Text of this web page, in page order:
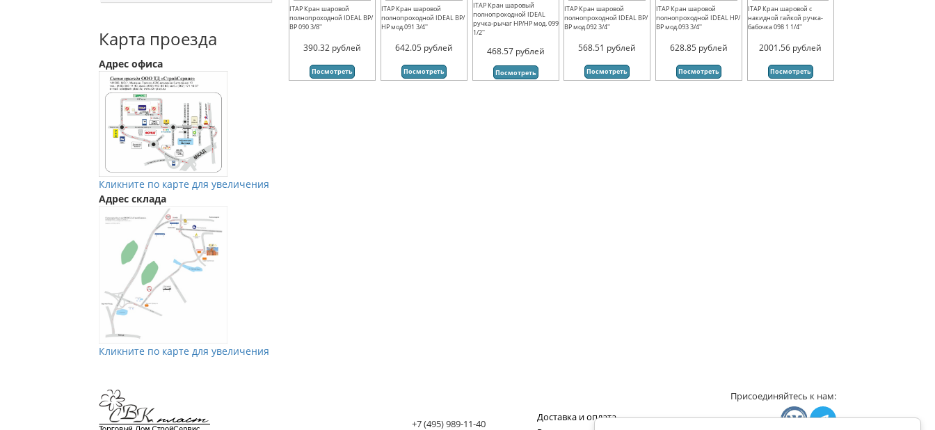
Карта проезда
Адрес офиса
Кликните по карте для увеличения
Адрес склада
Кликните по карте для увеличения
ITAP Кран шаровой
полнопроходной IDEAL ВР/
ВР 090 3/8''
390.32 рублей
Посмотреть
ITAP Кран шаровой
полнопроходной IDEAL ВР/
НР мод.091 3/4''
642.05 рублей
Посмотреть
ITAP Кран шаровый
полнопроходной IDEAL
ручка-рычаг НР/НР мод. 099
1/2''
468.57 рублей
Посмотреть
ITAP Кран шаровой
полнопроходной IDEAL ВР/
ВР мод.092 3/4''
568.51 рублей
Посмотреть
ITAP Кран шаровой
полнопроходной IDEAL НР/
ВР мод.093 3/4''
628.85 рублей
Посмотреть
ITAP Кран шаровой с
накидной гайкой ручка-
бабочка 098 1 1/4''
2001.56 рублей
Посмотреть
+7 (495) 989-11-40
Доставка и оплата
Присоединяйтесь к нам:
Мы в Vkontakte
Мы в Телеграм